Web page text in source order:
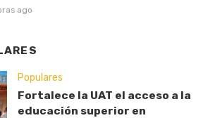
ago
Populares
Fortalece la UAT el acceso a la
educación superior en